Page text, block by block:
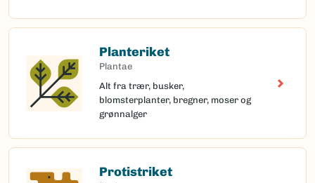
Planteriket
Plantae
Alt fra trær, busker,
blomsterplanter, bregner, moser og
grønnalger
Protistriket